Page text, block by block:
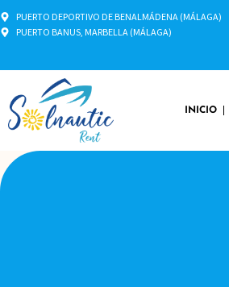
PUERTO DEPORTIVO DE BENALMÁDENA (MÁLAGA)
PUERTO BANUS, MARBELLA (MÁLAGA)
INICIO